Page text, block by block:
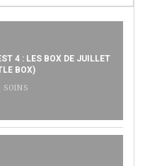
4 : LES BOX DE JUILLET
BOX)
SOINS